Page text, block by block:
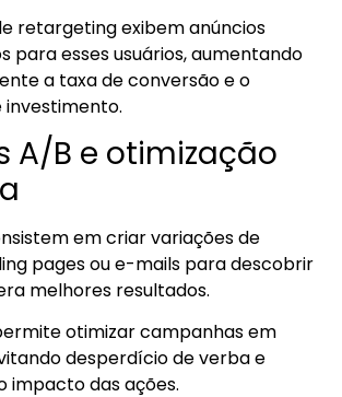
retargeting exibem anúncios
para esses usuários, aumentando
a taxa de conversão e o
A/B e otimização
em criar variações de
pages ou e-mails para descobrir
melhores resultados.
otimizar campanhas em
desperdício de verba e
impacto das ações.